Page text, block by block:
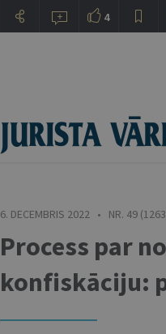
6. DECEMBRIS 2022 • NR. 49
Process par
konfiskāciju:
4